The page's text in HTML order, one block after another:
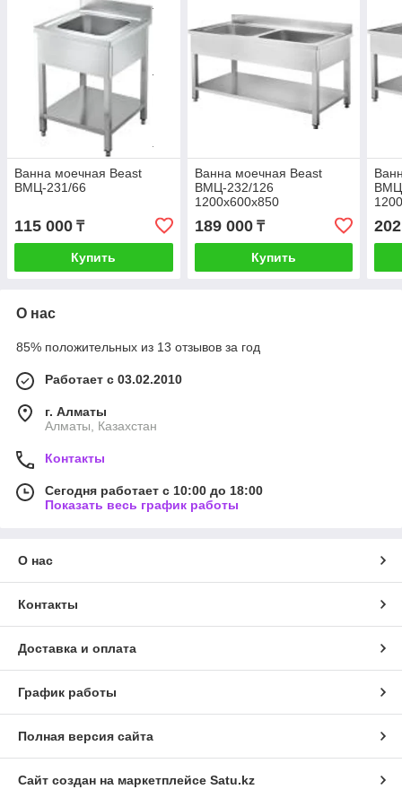
Ванна моечная Beast
ВМЦ-231/66
115 000 ₸
Купить
Ванна моечная Beast
ВМЦ-232/126
1200х600х850
189 000₸
Купить
О нас
85% положительных из 13 отзывов за год
Работает с 03.02.2010
г. Алматы
Алматы, Казахстан
Контакты
Сегодня работает с 10:00 до 18:00
Показать весь график работы
О нас
Контакты
Доставка и оплата
График работы
Полная версия сайта
Сайт создан на маркетплейсе Satu.kz